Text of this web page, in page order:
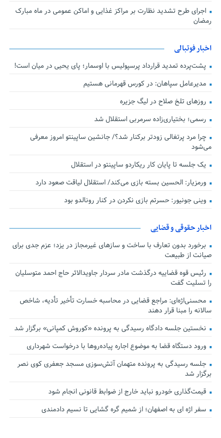
اجرای طرح تشدید نظارت بر مراکز غذایی و اماکن عمومی در ماه مبارک
رمضان
اخبار فوتبالی
پشت‌پرده تمدید قرارداد پرسپولیس با اوسمار؛ پای یحیی در میان است!
مدیرعامل سپاهان: در کورس قهرمانی هستیم
روزهای تلخ صلاح در لیگ جزیره
رسمی؛ بختیاری‌زاده سرمربی استقلال شد
چرا مرد پرتغالی زودتر برکنار شد؟/ جانشین ساپینتو امروز معرفی
می‌شود
یک جلسه تا پایان کار ریکاردو ساپینتو در استقلال
ورمزیار: الحسین بسته بازی می‌کند/ استقلال لیاقت صعود دارد
وینی جونیور: حسرتم بازی نکردن در کنار رونالدو بود
اخبار حقوقی و قضایی
برخورد بدون تعارف با ساخت‌ و سازهای غیرمجاز در یزد؛ عزم جدی برای
صیانت از طبیعت
رئیس قوه قضاییه درگذشت مادر سردار جاویدالاثر حاج احمد متوسلیان
را تسلیت گفت
محسنی‌اژه‌ای: مراجع قضایی در محاسبه خسارت تأخیر تأدیه، شاخص
سالانه را مبنا قرار دهند
نخستین جلسه دادگاه رسیدگی به پرونده «کوروش کمپانی» برگزار شد
ورود دستگاه قضا به موضوع اجاره پیاده‌روها با درخواست شهرداری
جلسه رسیدگی به پرونده متهمان آتش‌سوزی مسجد جعفری کوی نصر
برگزار شد
قیمت‌گذاری خودرو نباید خارج از ضوابط قانونی انجام شود
سفر اژه ای به اصفهان؛ از شمیم گره گشایی تا نسیم دادمندی